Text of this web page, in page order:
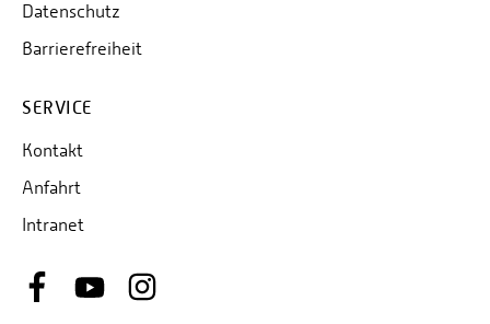
Datenschutz
Barrierefreiheit
SERVICE
Kontakt
Anfahrt
Intranet